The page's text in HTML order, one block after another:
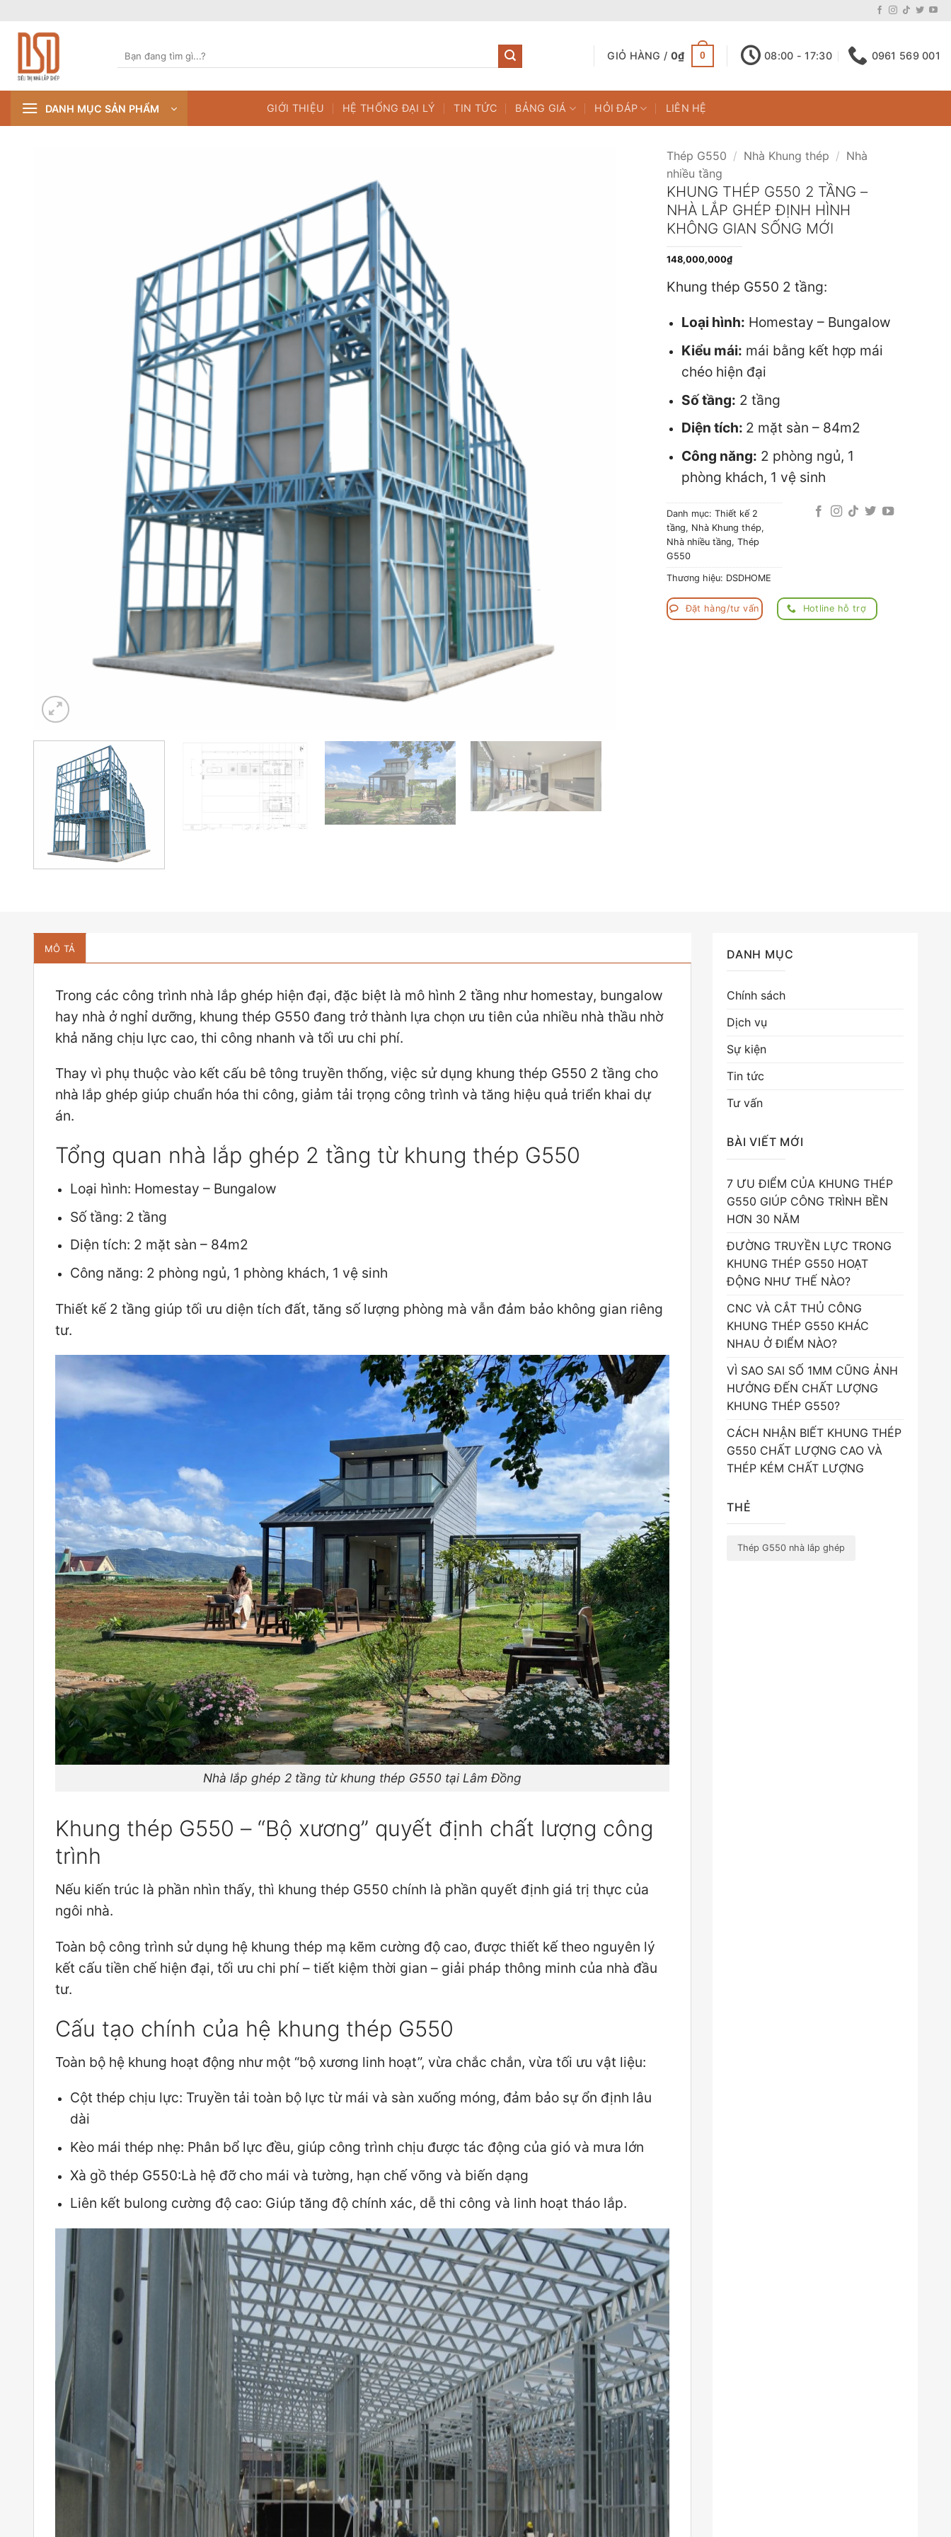
content
Tìm
kiếm:
GIỎ HÀNG / 0₫ 0 08:00 - 17:30 0961 569 001
DANH MỤC SẢN PHẨM GIỚI THIỆU HỆ THỐNG ĐẠI LÝ TIN TỨC BẢNG GIÁ HỎI ĐÁP LIÊN HỆ
Thép G550 / Nhà Khung thép / Nhà
nhiều tầng
KHUNG THÉP G550 2 TẦNG –
NHÀ LẮP GHÉP ĐỊNH HÌNH
KHÔNG GIAN SỐNG MỚI
148,000,000₫
Khung thép G550 2 tầng:
Loại hình: Homestay – Bungalow
Kiểu mái: mái bằng kết hợp mái
chéo hiện đại
Số tầng: 2 tầng
Diện tích: 2 mặt sàn – 84m2
Công năng: 2 phòng ngủ, 1
phòng khách, 1 vệ sinh
Danh mục:Thiết kế 2
tầng, Nhà Khung thép,
Nhà nhiều tầng,Thép
G550
Thương hiệu: DSDHOME
Đặt hàng/tư vấn Hotline hỗ trợ
MÔ TẢ
Trong các công trình nhà lắp ghép hiện đại, đặc biệt là mô hình 2 tầng như homestay, bungalow
hay nhà ở nghỉ dưỡng, khung thép G550 đang trở thành lựa chọn ưu tiên của nhiều nhà thầu nhờ
khả năng chịu lực cao, thi công nhanh và tối ưu chi phí.
Thay vì phụ thuộc vào kết cấu bê tông truyền thống, việc sử dụng khung thép G550 2 tầng cho
nhà lắp ghép giúp chuẩn hóa thi công, giảm tải trọng công trình và tăng hiệu quả triển khai dự
án.
Tổng quan nhà lắp ghép 2 tầng từ khung thép G550
Loại hình: Homestay – Bungalow
Số tầng: 2 tầng
Diện tích: 2 mặt sàn – 84m2
Công năng: 2 phòng ngủ, 1 phòng khách, 1 vệ sinh
Thiết kế 2 tầng giúp tối ưu diện tích đất, tăng số lượng phòng mà vẫn đảm bảo không gian riêng
tư.
Nhà lắp ghép 2 tầng từ khung thép G550 tại Lâm Đồng
Khung thép G550 – “Bộ xương” quyết định chất lượng công
trình
Nếu kiến trúc là phần nhìn thấy, thì khung thép G550 chính là phần quyết định giá trị thực của
ngôi nhà.
Toàn bộ công trình sử dụng hệ khung thép mạ kẽm cường độ cao, được thiết kế theo nguyên lý
kết cấu tiền chế hiện đại, tối ưu chi phí – tiết kiệm thời gian – giải pháp thông minh của nhà đầu
tư.
Cấu tạo chính của hệ khung thép G550
Toàn bộ hệ khung hoạt động như một “bộ xương linh hoạt”, vừa chắc chắn, vừa tối ưu vật liệu:
Cột thép chịu lực: Truyền tải toàn bộ lực từ mái và sàn xuống móng, đảm bảo sự ổn định lâu
dài
Kèo mái thép nhẹ: Phân bổ lực đều, giúp công trình chịu được tác động của gió và mưa lớn
Xà gồ thép G550:Là hệ đỡ cho mái và tường, hạn chế võng và biến dạng
Liên kết bulong cường độ cao: Giúp tăng độ chính xác, dễ thi công và linh hoạt tháo lắp.
DANH MỤC
Chính sách
Dịch vụ
Sự kiện
Tin tức
Tư vấn
BÀI VIẾT MỚI
7 ƯU ĐIỂM CỦA KHUNG THÉP
G550 GIÚP CÔNG TRÌNH BỀN
HƠN 30 NĂM
ĐƯỜNG TRUYỀN LỰC TRONG
KHUNG THÉP G550 HOẠT
ĐỘNG NHƯ THẾ NÀO?
CNC VÀ CẮT THỦ CÔNG
KHUNG THÉP G550 KHÁC
NHAU Ở ĐIỂM NÀO?
VÌ SAO SAI SỐ 1MM CŨNG ẢNH
HƯỞNG ĐẾN CHẤT LƯỢNG
KHUNG THÉP G550?
CÁCH NHẬN BIẾT KHUNG THÉP
G550 CHẤT LƯỢNG CAO VÀ
THÉP KÉM CHẤT LƯỢNG
THẺ
Thép G550 nhà lắp ghép